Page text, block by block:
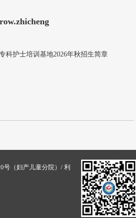
科护士培训基地2026年秋招生简章
号（妇产儿童分院）/ 利